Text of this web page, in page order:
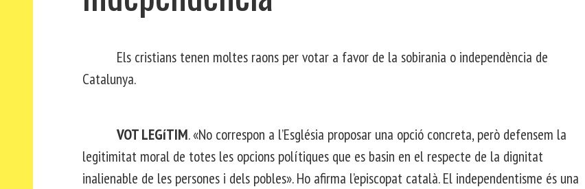
Els cristians tenen moltes raons per votar a favor de la sobirania o independència de
Catalunya.
VOT LEGíTIM. «No correspon a l’Església proposar una opció concreta, però defensem la
legitimitat moral de totes les opcions polítiques que es basin en el respecte de la dignitat
inalienable de les persones i dels pobles». Ho afirma l’episcopat català. El independentisme és una